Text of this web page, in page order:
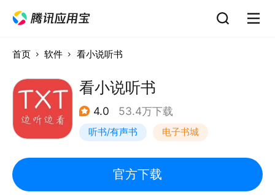
首页 软件 看小说听书
看小说听书
4.0 53.4万下载
听书/有声书 电子书城
官方下载